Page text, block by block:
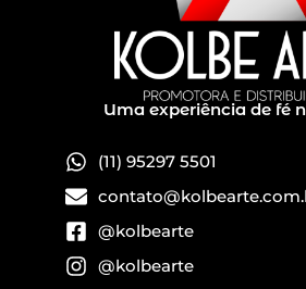
Uma experiência de fé
(11) 95297 5501
@kolbearte
@kolbearte